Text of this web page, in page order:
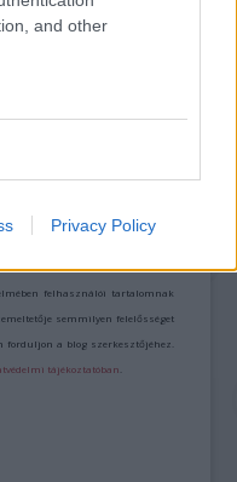
and other
Privacy Policy
id/7877210
felhasználói tartalomnak
semmilyen felelősséget
a blog szerkesztőjéhez.
tájékoztatóban